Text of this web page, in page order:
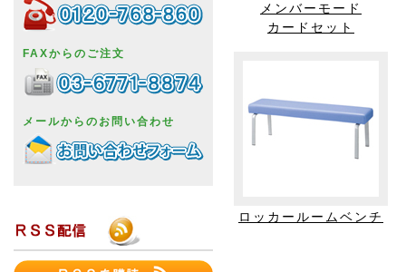
FAXからのご注文
メールからのお問い合わせ
メンバーモード
カードセット
ロッカールームベンチ